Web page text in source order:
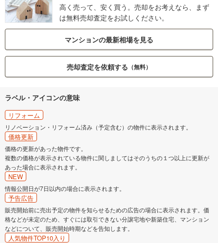
高く売って、安く買う。売却をお考えなら、まず
は無料売却査定をお試しください。
マンションの最新相場を見る
売却査定を依頼する （無料）
ラベル・アイコンの意味
リフォーム
リノベーション・リフォーム済み（予定含む）の物件に表示されます。
価格更新
価格の更新があった物件です。
複数の価格が表示されている物件に関しましてはそのうちの１つ以上に更新が
あった場合に表示されます。
NEW
情報公開日が7日以内の場合に表示されます。
予告広告
販売開始前に売出予定の物件を知らせるための広告の場合に表示されます。価
格などが未定のため、すぐには取引できない分譲宅地や新築住宅、マンション
などについて、販売開始時期などを告知します。
人気物件TOP10入り